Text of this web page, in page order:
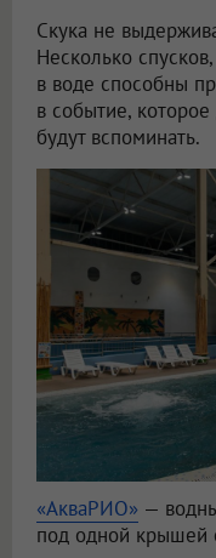
Скука не
Несколько
в воде способны
в событие,
будут вспоминать.
«АкваРИО» —
под одной крышей